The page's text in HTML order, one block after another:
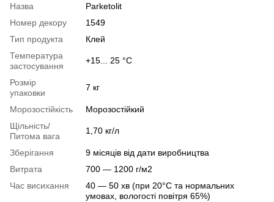
Назва
Parketolit
Номер декору
1549
Тип продукта
Клей
Температура
застосування
+15... 25 °C
Розмір
упаковки
7 кг
Морозостійкість
Морозостійкий
Щільність/
Питома вага
1,70 кг/л
Зберігання
9 місяців від дати виробництва
Витрата
700 — 1200 г/м2
Час висихання
40 — 50 хв (при 20°С та нормальних
умовах, вологості повітря 65%)